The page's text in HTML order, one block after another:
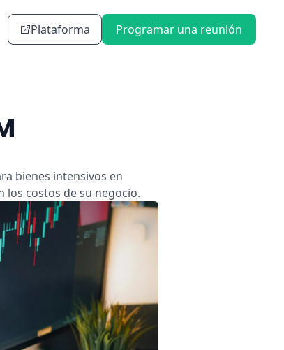
Plataforma Programar una reunión
bienes intensivos en
costos de su negocio.